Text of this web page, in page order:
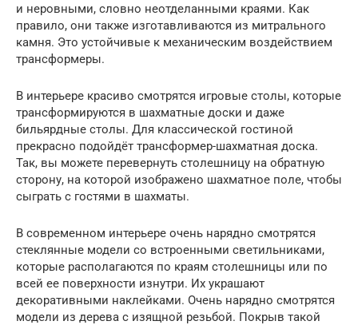
и неровными, словно неотделанными краями. Как
правило, они также изготавливаются из митрального
камня. Это устойчивые к механическим воздействием
трансформеры.
В интерьере красиво смотрятся игровые столы, которые
трансформируются в шахматные доски и даже
бильярдные столы. Для классической гостиной
прекрасно подойдёт трансформер-шахматная доска.
Так, вы можете перевернуть столешницу на обратную
сторону, на которой изображено шахматное поле, чтобы
сыграть с гостями в шахматы.
В современном интерьере очень нарядно смотрятся
стеклянные модели со встроенными светильниками,
которые располагаются по краям столешницы или по
всей ее поверхности изнутри. Их украшают
декоративными наклейками. Очень нарядно смотрятся
модели из дерева с изящной резьбой. Покрыв такой